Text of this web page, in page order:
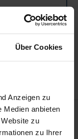
Über Cookies
Anzeigen zu
Medien anbieten
zu
zu Ihrer